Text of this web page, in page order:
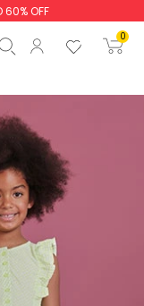
60% OFF
0
Start order